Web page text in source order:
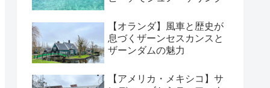
【オランダ】風車と歴史が
息づくザーンセスカンスと
ザーンダムの魅力
【アメリカ・メキシコ】サ